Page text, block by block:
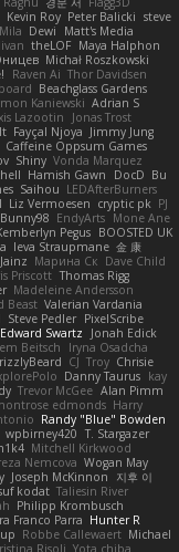
Kevin Roy Peter Balicki steve
Mila Dewi
Matt's Media
theLOF Maya Halphon
Michał Roszkowski
Raven Ai Thor Davidsen
Beachglass Gardens
Kaniewski Adrian S
Lazootin
Jonas Trost
Fayçal Njoya Jimmy Jung
Caffeine Oppsum Games
Shiny Vonda Marquez
Hamish Gawn DocD Bu
Saihou LEDAfterBurners
Liz Vermoesen cryptic pk PJ
EndyArts Mone Ane
Pegus BOOSTED UK
Ieva Straupmane 金 康
Марина Ск Dave Child
Priscott Thomas Rigg
Madeleine Andersson
Beast Valerian Vardania
Steve Pedler PixelScribe
Edward Swartz
Jonah Edick
Beitsch
Iryna Osadcha
CJ Troy Chrisie
Danny Taurus kay
Trevor McGee Alan Pimm
edmonds Harry
Randy "Blue" Bowden
wpbirney420 T. Stargazer
Mitchell Kirkwood
Nemcova Wogan May
Joseph McKinnon
지후 이
kodat Taliesin River
Philipp Krombusch
Franco Parra Hunter R
Robbe Callewaert Michael
Risoli Yota chiba